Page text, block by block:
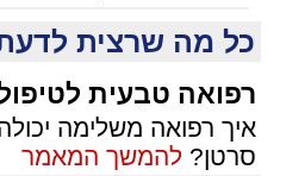
כל מה שרצית
רפואה טבעית
איך רפואה משלימה
סרטן? להמשך המאמר